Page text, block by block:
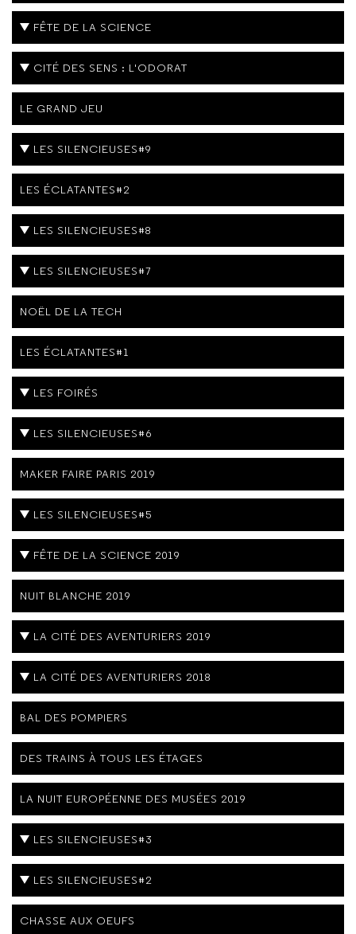
FÊTE DE LA SCIENCE
CITÉ DES SENS : L'ODORAT
LE GRAND JEU
LES SILENCIEUSES#9
LES ÉCLATANTES#2
LES SILENCIEUSES#8
LES SILENCIEUSES#7
NOËL DE LA TECH
LES ÉCLATANTES#1
LES FOIRÉS
LES SILENCIEUSES#6
MAKER FAIRE PARIS 2019
LES SILENCIEUSES#5
FÊTE DE LA SCIENCE 2019
NUIT BLANCHE 2019
LA CITÉ DES AVENTURIERS 2019
LA CITÉ DES AVENTURIERS 2018
BAL DES POMPIERS
DES TRAINS À TOUS LES ÉTAGES
LA NUIT EUROPÉENNE DES MUSÉES 2019
LES SILENCIEUSES#3
LES SILENCIEUSES#2
CHASSE AUX OEUFS